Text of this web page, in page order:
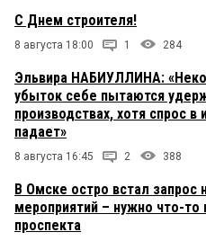
С Днем строителя!
8 августа 18:00 1 284
Эльвира НАБИУЛЛИНА:
убыток себе пытаются
производствах, хотя спрос в
падает»
8 августа 16:45 2 388
В Омске остро встал запрос
мероприятий – нужно что-
проспекта